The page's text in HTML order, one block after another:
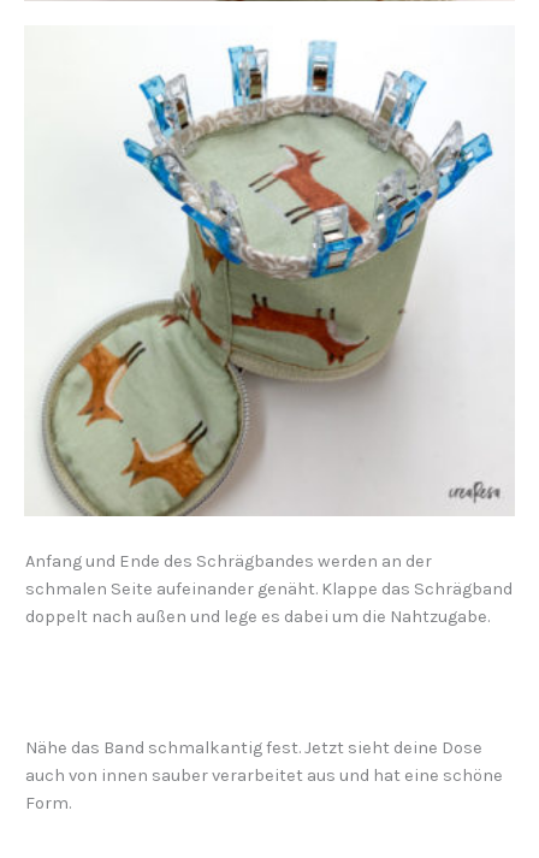
Anfang und Ende des Schrägbandes werden an der
schmalen Seite aufeinander genäht. Klappe das Schrägband
doppelt nach außen und lege es dabei um die Nahtzugabe.
Nähe das Band schmalkantig fest. Jetzt sieht deine Dose
auch von innen sauber verarbeitet aus und hat eine schöne
Form.